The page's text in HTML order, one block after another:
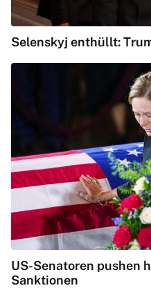
Selenskyj enthüllt:
US-Senatoren pushen
Sanktionen